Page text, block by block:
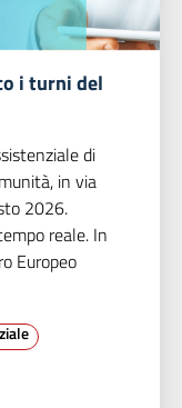
i turni del
di
in via
2026.
reale. In
Europeo